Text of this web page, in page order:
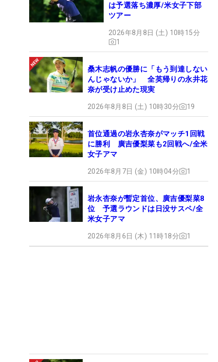
は予選落ち濃厚/米女子下部
ツアー
2026年8月8日 (土) 10時15分
1
桑木志帆の優勝に「もう到達しない
んじゃないか」 全英帰りの永井花
奈が受け止めた現実
2026年8月8日 (土) 10時30分 19
首位通過の岩永杏奈がマッチ1回戦
に勝利 廣吉優梨菜も2回戦へ/全米
女子アマ
2026年8月7日 (金) 10時04分 1
岩永杏奈が暫定首位、廣吉優梨菜8
位 予選ラウンドは日没サスペ/全
米女子アマ
2026年8月6日 (木) 11時18分 1